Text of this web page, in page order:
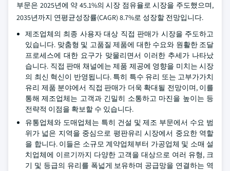
부문은 2025년에 약 45.1%의 시장 점유율로 시장을 주도했으며,
2035년까지 연평균성장률(CAGR) 8.7%로 성장할 전망입니다.
제조업체의 최종 사용자 대상 직접 판매가 시장을 주도하고
있습니다. 맞춤형 및 고품질 제품에 대한 수요와 원활한 조달
프로세스에 대한 요구가 맞물리면서 이러한 추세가 나타났
습니다. 직접 판매 채널에는 제품 제공에 영향을 미치는 시장
의 최신 혁신이 반영됩니다. 특히 특수 유리 또는 고부가가치
유리 제품 분야에서 직접 판매가 더욱 확대될 전망이며, 이를
통해 제조업체는 고객과 긴밀히 소통하고 마진을 높이는 등
전략적 이점을 확보할 수 있습니다.
유통업체와 도매업체는 특히 건설 및 제조 부문에서 수요 범
위가 넓은 지역을 중심으로 평판유리 시장에서 중요한 역할
을 합니다. 이들은 소규모 계약업체부터 가공업체 및 소매 설
치업체에 이르기까지 다양한 고객을 대상으로 여러 유형, 크
기 및 등급의 유리를 폭넓게 보유하며 공급망을 연결하는 역